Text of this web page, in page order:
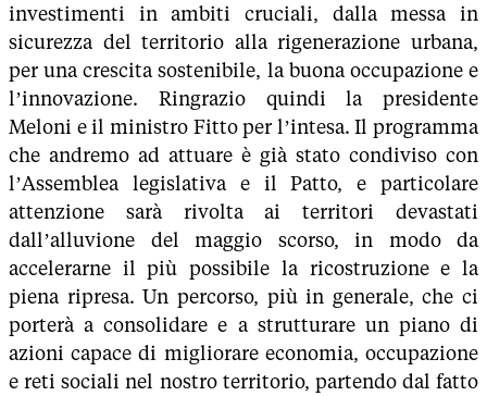
investimenti in ambiti cruciali, dalla messa in
sicurezza del territorio alla rigenerazione urbana,
per una crescita sostenibile, la buona occupazione e
l’innovazione. Ringrazio quindi la presidente
Meloni e il ministro Fitto per l’intesa. Il programma
che andremo ad attuare è già stato condiviso con
l’Assemblea legislativa e il Patto, e particolare
attenzione sarà rivolta ai territori devastati
dall’alluvione del maggio scorso, in modo da
accelerarne il più possibile la ricostruzione e la
piena ripresa. Un percorso, più in generale, che ci
porterà a consolidare e a strutturare un piano di
azioni capace di migliorare economia, occupazione
e reti sociali nel nostro territorio, partendo dal fatto